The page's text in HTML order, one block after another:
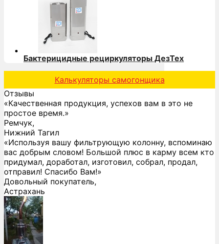
Бактерицидные рециркуляторы ДезТех
Калькуляторы самогонщика
Отзывы
«Качественная продукция, успехов вам в это не
простое время.»
Ремчук,
Нижний Тагил
«Используя вашу фильтрующую колонну, вспоминаю
вас добрым словом! Большой плюс в карму всем кто
придумал, доработал, изготовил, собрал, продал,
отправил! Спасибо Вам!»
Довольный покупатель,
Астрахань